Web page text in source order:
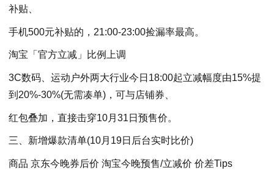
补贴、
手机500元补贴的，21:00-23:00捡漏率最高。
淘宝「官方立减」比例上调
3C数码、运动户外两大行业今日18:00起立减幅度由15%提
到20%-30%(无需凑单)，可与店铺券、
红包叠加，直接击穿10月31日预售价。
三、新增爆款清单(10月19日后台实时比价)
商品 京东今晚券后价 淘宝今晚预售/立减价 价差Tips